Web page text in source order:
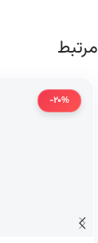
مرتبط
-20%